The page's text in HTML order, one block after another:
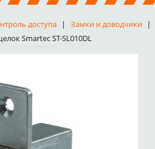
доступа Замки и доводчики
Smartec ST-SL010DL